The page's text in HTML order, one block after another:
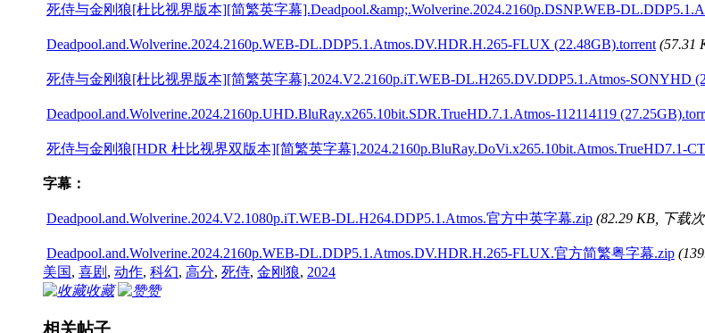
死侍与金刚狼[杜比视界版本][简繁英字幕].Deadpool.&amp;.Wolverine.2024.2160p.DSNP.WEB-
Deadpool.and.Wolverine.2024.2160p.WEB-DL.DDP5.1.Atmos.DV.HDR.H.265-FLUX (22.48GB).torrent (57.31
死侍与金刚狼[杜比视界版本][简繁英字幕].2024.V2.2160p.iT.WEB-DL.H265.DV.DDP5.1.Atmos-SONYHD
Deadpool.and.Wolverine.2024.2160p.UHD.BluRay.x265.10bit.SDR.TrueHD.7.1.Atmos-112114119
死侍与金刚狼[HDR 杜比视界双版本][简繁英字幕].2024.2160p.BluRay.DoVi.x265.10bit.Atmos.TrueHD7.1-
字幕：
Deadpool.and.Wolverine.2024.V2.1080p.iT.WEB-DL.H264.DDP5.1.Atmos.官方中英字幕.zip (82.29 KB, 下载
Deadpool.and.Wolverine.2024.2160p.WEB-DL.DDP5.1.Atmos.DV.HDR.H.265-FLUX.官方简繁粤字幕.zip
美国, 喜剧 , 动作, 科幻, 高分, 死侍, 金刚狼, 2024
收藏
赞
相关帖子